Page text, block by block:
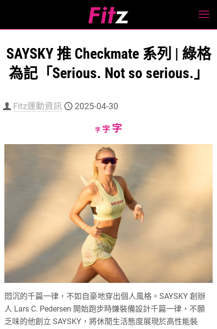
SAYSKY 推 Checkmate 系列 | 綠格
為記「Serious. Not so serious.」
Fitz運動資訊 2025-04-30
字Decrease
size.
字Reset
size.
字Increase
悶沉的千篇一律，不如自豪地穿出個人風格。SAYSKY 創辦
人 Lars C. Pedersen 開始跑步時嫌裝備設計千篇一律，不願
乏味的他創立 SAYSKY，將休閒生活態度展現於高性能裝